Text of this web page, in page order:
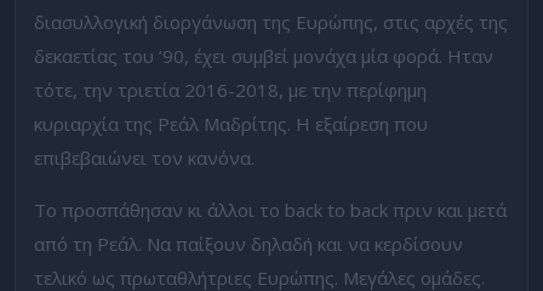
διασυλλογική διοργάνωση της Ευρώπης, στις αρχές της
δεκαετίας του ’90, έχει συμβεί μονάχα μία φορά. Ηταν
τότε, την τριετία 2016-2018, με την περίφημη
κυριαρχία της Ρεάλ Μαδρίτης. Η εξαίρεση που
επιβεβαιώνει τον κανόνα.
Το προσπάθησαν κι άλλοι το back to back πριν και μετά
από τη Ρεάλ. Να παίξουν δηλαδή και να κερδίσουν
τελικό ως πρωταθλήτριες Ευρώπης. Μεγάλες ομάδες.